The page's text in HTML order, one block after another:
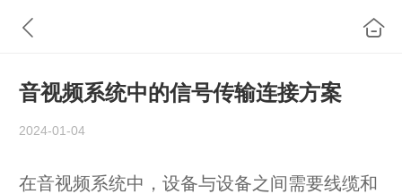
音视频系统中的信号传输连接方案
2024-01-04
在音视频系统中，设备与设备之间需要线缆和